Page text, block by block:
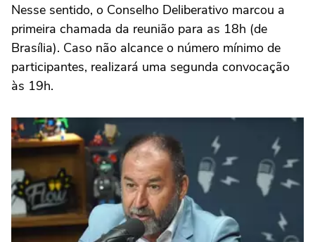
Nesse sentido, o Conselho Deliberativo marcou a
primeira chamada da reunião para as 18h (de
Brasília). Caso não alcance o número mínimo de
participantes, realizará uma segunda convocação
às 19h.